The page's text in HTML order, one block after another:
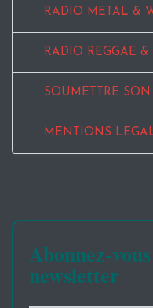
RADIO METAL &
RADIO REGGAE
SOUMETTRE SON
MENTIONS
Abonnez-
newsletter